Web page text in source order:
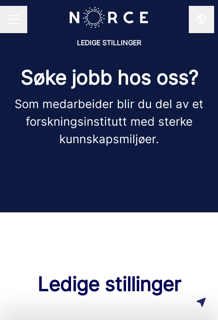
LEDIGE STILLINGER
Søke jobb hos oss?
Som medarbeider blir du del av et
forskningsinstitutt med sterke
kunnskapsmiljøer.
Ledige stillinger